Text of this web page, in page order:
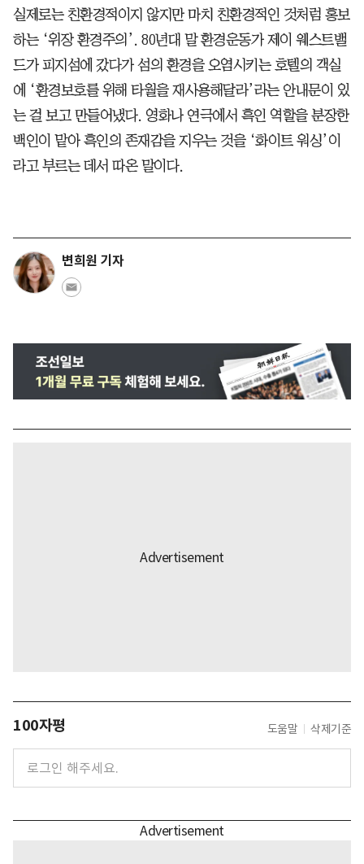
실제로는 친환경적이지 않지만 마치 친환경적인 것처럼 홍보
하는 ‘위장 환경주의’. 80년대 말 환경운동가 제이 웨스트밸
드가 피지섬에 갔다가 섬의 환경을 오염시키는 호텔의 객실
에 ‘환경보호를 위해 타월을 재사용해달라’라는 안내문이 있
는 걸 보고 만들어냈다. 영화나 연극에서 흑인 역할을 분장한
백인이 맡아 흑인의 존재감을 지우는 것을 ‘화이트 워싱’이
라고 부르는 데서 따온 말이다.
변희원 기자
100자평 도움말 삭제기준